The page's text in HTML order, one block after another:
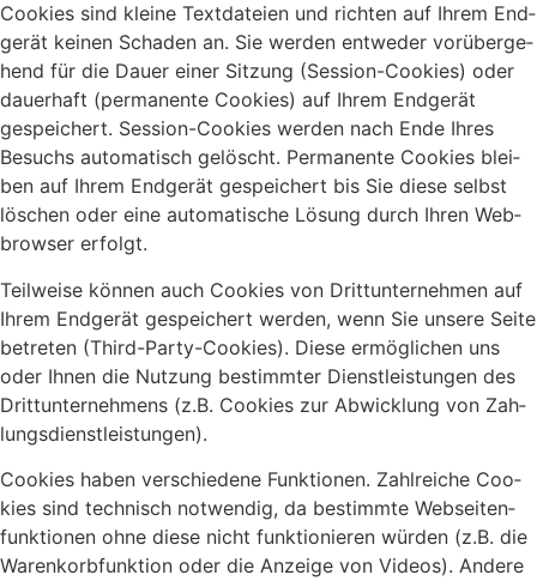
Coo­kies sind klei­ne Text­da­tei­en und rich­ten auf Ihrem End­
ge­rät kei­nen Scha­den an. Sie wer­den ent­we­der vor­über­ge­
hend für die Dau­er einer Sit­zung (Ses­si­on-Coo­kies) oder
dau­er­haft (per­ma­nen­te Coo­kies) auf Ihrem End­ge­rät
gespei­chert. Ses­si­on-Coo­kies wer­den nach Ende Ihres
Besuchs auto­ma­tisch gelöscht. Per­ma­nen­te Coo­kies blei­
ben auf Ihrem End­ge­rät gespei­chert bis Sie die­se selbst
löschen oder eine auto­ma­ti­sche Lösung durch Ihren Web­
brow­ser erfolgt.
Teil­wei­se kön­nen auch Coo­kies von Dritt­un­ter­neh­men auf
Ihrem End­ge­rät gespei­chert wer­den, wenn Sie unse­re Sei­te
betre­ten (Third-Par­ty-Coo­kies). Die­se ermög­li­chen uns
oder Ihnen die Nut­zung bestimm­ter Dienst­leis­tun­gen des
Dritt­un­ter­neh­mens (z.B. Coo­kies zur Abwick­lung von Zah­
lungs­dienst­leis­tun­gen).
Coo­kies haben ver­schie­de­ne Funk­tio­nen. Zahl­rei­che Coo­
kies sind tech­nisch not­wen­dig, da bestimm­te Web­sei­ten­
funk­tio­nen ohne die­se nicht funk­tio­nie­ren wür­den (z.B. die
Waren­korb­funk­ti­on oder die Anzei­ge von Vide­os). Ande­re